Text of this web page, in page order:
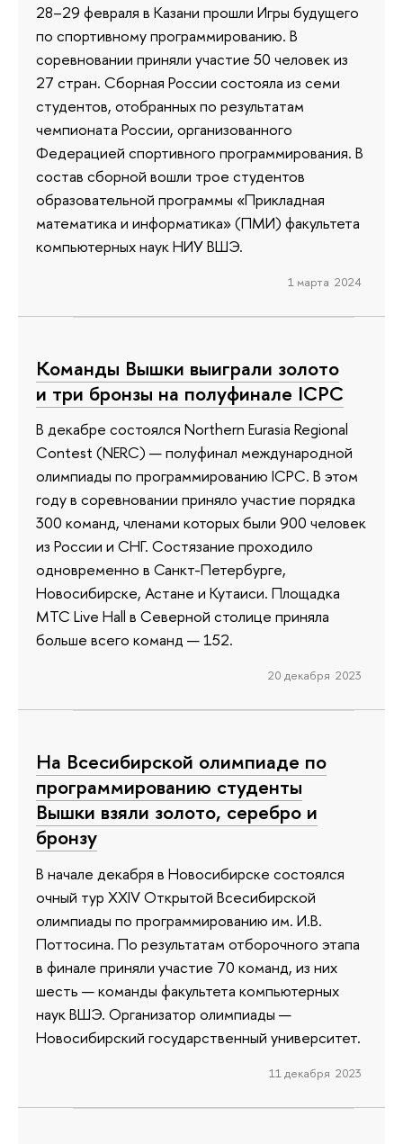
28–29 февраля в Казани прошли Игры будущего
по спортивному программированию. В
соревновании приняли участие 50 человек из
27 стран. Сборная России состояла из семи
студентов, отобранных по результатам
чемпионата России, организованного
Федерацией спортивного программирования. В
состав сборной вошли трое студентов
образовательной программы «Прикладная
математика и информатика» (ПМИ) факультета
компьютерных наук НИУ ВШЭ.
1 марта 2024
Команды Вышки выиграли золото
и три бронзы на полуфинале ICPC
В декабре состоялся Northern Eurasia Regional
Contest (NERC) — полуфинал международной
олимпиады по программированию ICPC. В этом
году в соревновании приняло участие порядка
300 команд, членами которых были 900 человек
из России и СНГ. Состязание проходило
одновременно в Санкт-Петербурге,
Новосибирске, Астане и Кутаиси. Площадка
МТС Live Hall в Северной столице приняла
больше всего команд — 152.
20 декабря 2023
На Всесибирской олимпиаде по
программированию студенты
Вышки взяли золото, серебро и
бронзу
В начале декабря в Новосибирске состоялся
очный тур XXIV Открытой Всесибирской
олимпиады по программированию им. И.В.
Поттосина. По результатам отборочного этапа
в финале приняли участие 70 команд, из них
шесть — команды факультета компьютерных
наук ВШЭ. Организатор олимпиады —
Новосибирский государственный университет.
11 декабря 2023